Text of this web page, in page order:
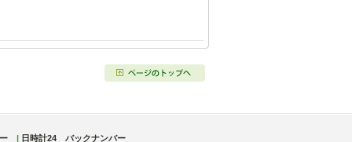
日時計24 バックナンバー